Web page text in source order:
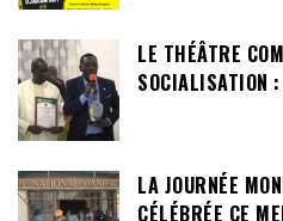
LE THÉÂTRE
SOCIALISATION
LA JOURNÉE
CÉLÉBRÉE CE